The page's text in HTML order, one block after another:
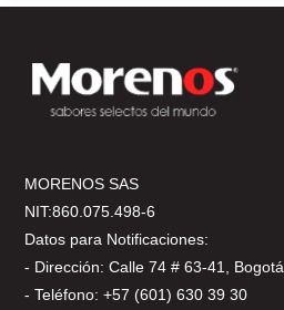
MORENOS SAS
NIT:860.075.498-6
Datos para Notificaciones:
- Dirección: Calle 74 # 63-41, Bogotá
- Teléfono: +57 (601) 630 39 30